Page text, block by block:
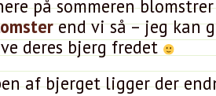
på sommeren
end vi så – jeg kan
deres bjerg fredet
af bjerget ligger der